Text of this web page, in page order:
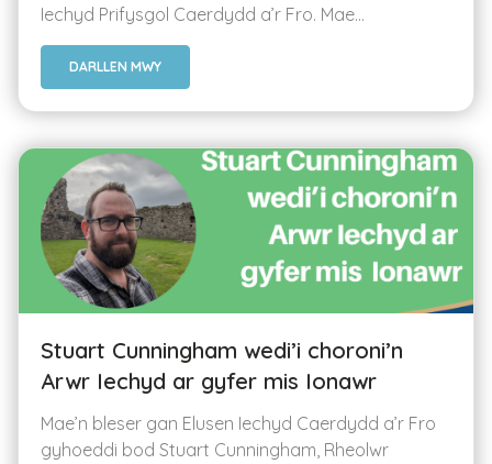
Iechyd Prifysgol Caerdydd a’r Fro. Mae...
DARLLEN MWY
Stuart Cunningham wedi’i choroni’n
Arwr Iechyd ar gyfer mis Ionawr
Mae’n bleser gan Elusen Iechyd Caerdydd a’r Fro
gyhoeddi bod Stuart Cunningham, Rheolwr